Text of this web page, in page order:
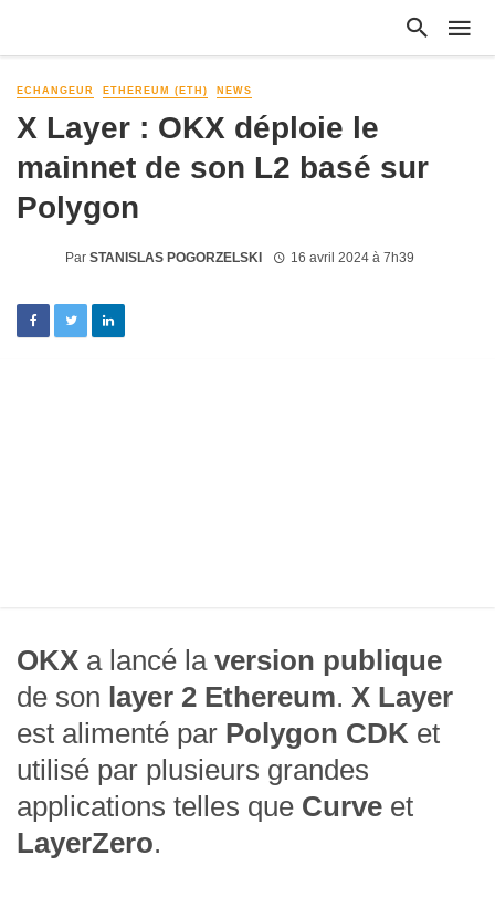
ECHANGEUR ETHEREUM (ETH) NEWS
X Layer : OKX déploie le
mainnet de son L2 basé sur
Polygon
Par STANISLAS POGORZELSKI 16 avril 2024 à 7h39
OKX a lancé la version publique
de son layer 2 Ethereum. X Layer
est alimenté par Polygon CDK et
utilisé par plusieurs grandes
applications telles que Curve et
LayerZero.